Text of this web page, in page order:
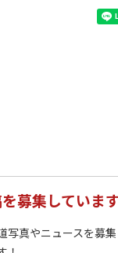
募集していま
写真やニュースを募